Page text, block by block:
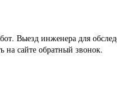
Выезд инженера для
на сайте обратный звонок.